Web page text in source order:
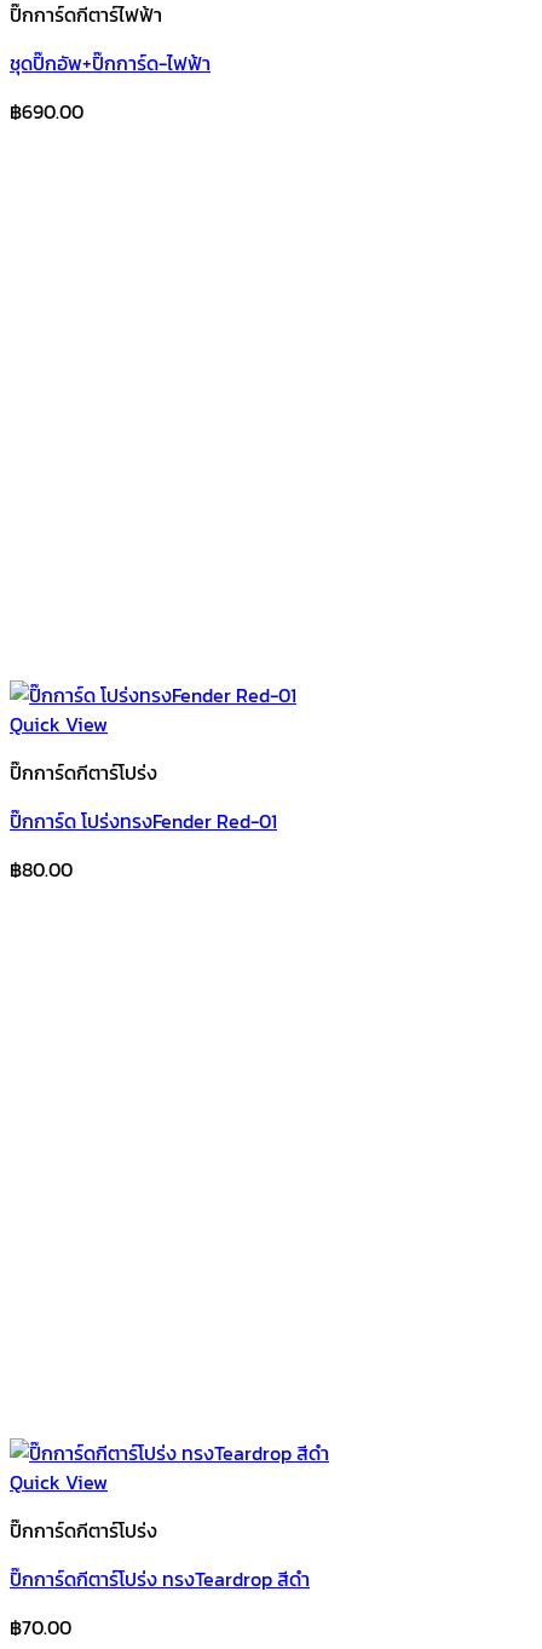
ปิ๊กการ์ดกีตาร์ไฟฟ้า
ชุดปิ๊กอัพ+ปิ๊กการ์ด-ไฟฟ้า
฿690.00
Quick View
ปิ๊กการ์ดกีตาร์โปร่ง
ปิ๊กการ์ด โปร่งทรงFender Red-01
฿80.00
Quick View
ปิ๊กการ์ดกีตาร์โปร่ง
ปิ๊กการ์ดกีตาร์โปร่ง ทรงTeardrop สีดำ
฿70.00